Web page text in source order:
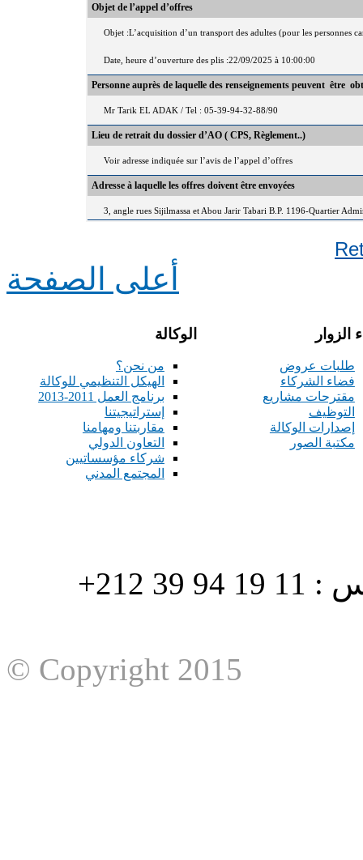
Objet de l’appel d’offres
Objet :L’acquisition d’un transport des adultes (pour les personnes
Date, heure d’ouverture des plis :22/09/2025 à 10:00:00
Personne auprès de laquelle des renseignements peuvent être
Mr Tarik EL ADAK / Tel : 05-39-94-32-88/90
Lieu de retrait du dossier d’AO ( CPS, Règlement..)
Voir adresse indiquée sur l’avis de l’appel d’offres
Adresse à laquelle les offres doivent être envoyées
3, angle rues Sijilmassa et Abou Jarir Tabari B.P. 1196-Quartier
أعلى الصفحة
الوكالة
من نحن؟
الهيكل التنظيمي للوكالة
برنامج العمل 2011-2013
إستراتيجيتنا
مقاربتنا ومهامنا
التعاون الدولي
شركاء مؤسساتيين
المجتمع المدني
الزوار
طلبات عروض
فضاء الشركاء
مقترحات مشاريع
التوظيف
إصدارات الوكالة
مكتبة الصور
هاتف : 90/88 32 94 39 212+ فاكس : 11 19 94 39 212+
© Copyright 2015